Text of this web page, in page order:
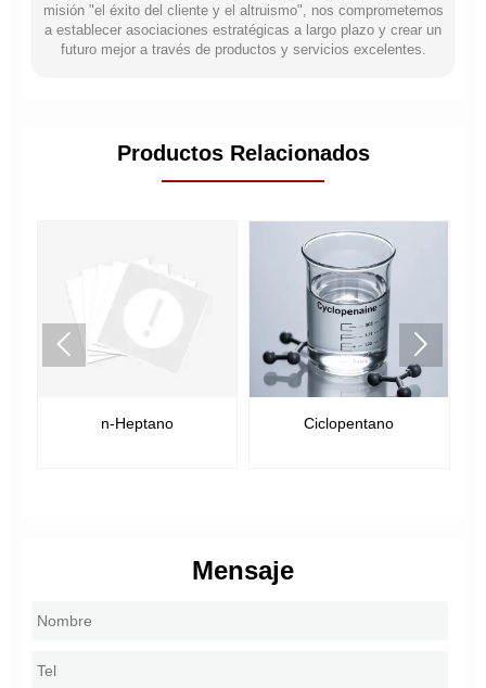
misión "el éxito del cliente y el altruismo", nos comprometemos
a establecer asociaciones estratégicas a largo plazo y crear un
futuro mejor a través de productos y servicios excelentes.
Productos Relacionados
n-Heptano Ciclopentano
 
Mensaje